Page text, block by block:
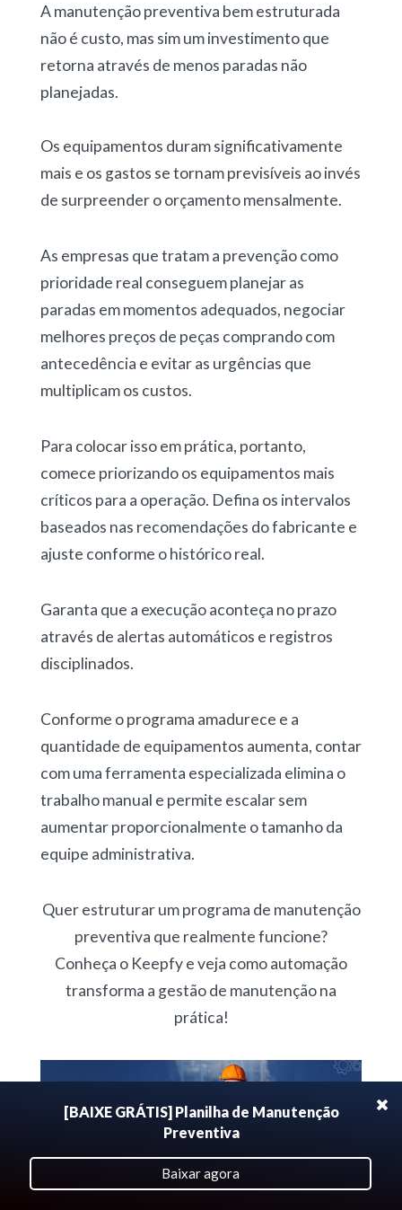
[BAIXE GRÁTIS] Planilha de Manutenção
Preventiva
Baixar agora
A manutenção preventiva bem estruturada
não é custo, mas sim uminvestimento que
retorna através de menos paradas não
planejadas.
Os equipamentos duram significativamente
mais e os gastos se tornam previsíveis ao invés
de surpreender o orçamento mensalmente.
As empresas que tratam a prevenção como
prioridade real conseguem planejar as
paradas em momentos adequados, negociar
melhores preços de peças comprando com
antecedência e evitar as urgências que
multiplicam os custos.
Para colocar isso em prática, portanto,
comece priorizando os equipamentos mais
críticos para a operação. Defina os intervalos
baseados nas recomendações do fabricante e
ajuste conforme o histórico real.
Garanta que a execução aconteça no prazo
através de alertas automáticos e registros
disciplinados.
Conforme o programa amadurece e a
quantidade de equipamentos aumenta, contar
com uma ferramenta especializada elimina o
trabalho manual e permite escalar sem
aumentar proporcionalmente o tamanho da
equipe administrativa.
Quer estruturar um programa de manutenção
preventiva que realmente funcione?
Conheça o Keepfy e veja como automação
transforma a gestão de manutenção na
prática!